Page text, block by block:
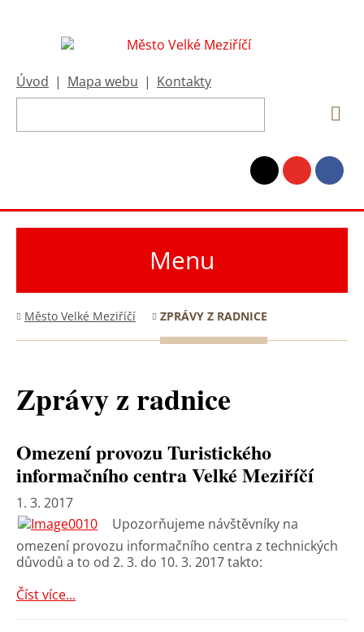
Úvod | Mapa webu | Kontakty
Menu
Město Velké Meziříčí ZPRÁVY Z RADNICE
Zprávy z radnice
Omezení provozu Turistického
informačního centra Velké Meziříčí
1. 3. 2017
Upozorňujeme návštěvníky na
omezení provozu informačního centra z technických
důvodů a to od 2. 3. do 10. 3. 2017 takto:
Číst více...